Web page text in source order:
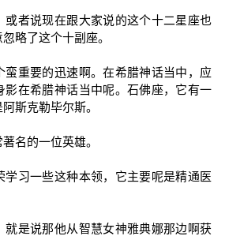
或者说现在跟大家说的这个十二星座也
略了这个十副座。
蛮重要的迅速啊。在希腊神话当中，应
影在希腊神话当中呢。石佛座，它有一
斯克勒毕尔斯。
名的一位英雄。
学习一些这种本领，它主要呢是精通医
就是说那他从智慧女神雅典娜那边啊获